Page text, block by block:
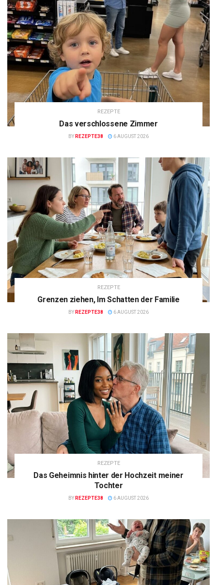
REZEPTE
Das verschlossene Zimmer
BY REZEPTE38 6 AUGUST 2026
REZEPTE
Grenzen ziehen, Im Schatten der Familie
BY REZEPTE38 6 AUGUST 2026
REZEPTE
Das Geheimnis hinter der Hochzeit meiner
Tochter
BY REZEPTE38 6 AUGUST 2026